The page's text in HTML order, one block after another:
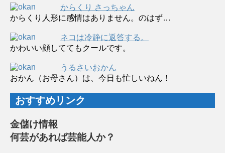
からくり さっちゃん
からくり人形に感情はありません。のはず…
ネコは冷静に返答する。
かわいい顔しててもクールです。
うるさいおかん
おかん（お母さん）は、今日も忙しいねん！
おすすめリンク
金儲け情報
何芸があれば芸能人か？